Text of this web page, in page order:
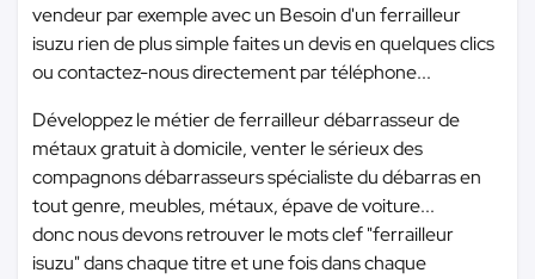
vendeur par exemple avec un Besoin d'un ferrailleur
isuzu rien de plus simple faites un devis en quelques clics
ou contactez-nous directement par téléphone...
Développez le métier de ferrailleur débarrasseur de
métaux gratuit à domicile, venter le sérieux des
compagnons débarrasseurs spécialiste du débarras en
tout genre, meubles, métaux, épave de voiture...
donc nous devons retrouver le mots clef "ferrailleur
isuzu" dans chaque titre et une fois dans chaque